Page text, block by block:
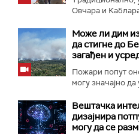
Овчара и
Може ли дим
да стигне до
загађен и
Пожари попут
могу значајно да
Вештачка
дизајнира
могу да се